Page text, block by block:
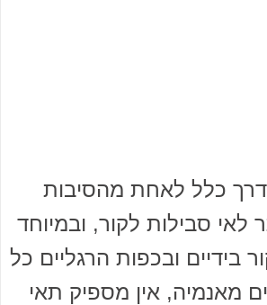
כלל לאחת מהסיבות
לאי סבילות לקור, ובמיוחד
בידיים ובכפות הרגליים כל
מאנמיה, אין מספיק תאי